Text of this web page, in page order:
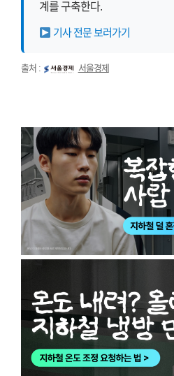
계를 구축한다.
기사 전문 보러가기
출처 : 서울경제